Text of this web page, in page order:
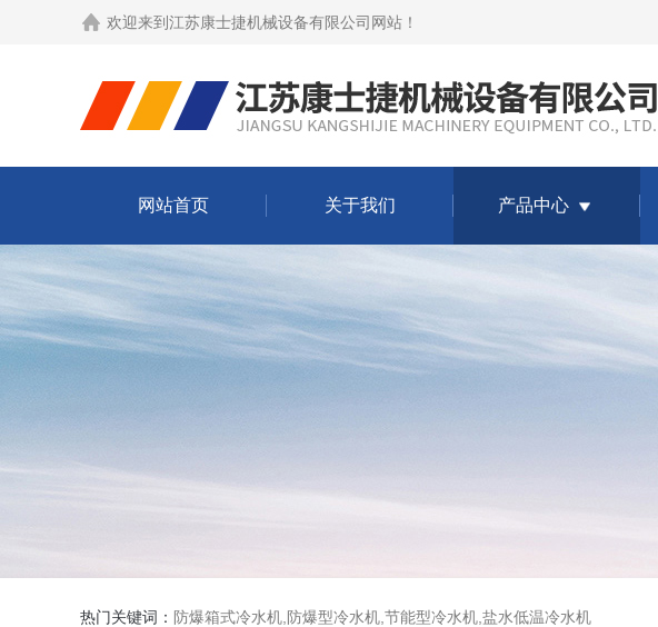
欢迎来到 江苏康士捷机械设备有限公司网站 ！
网站首页 关于我们 产品中心
热门关键词： 防爆箱式冷水机,防爆型冷水机,节能型冷水机,盐水低温冷水机